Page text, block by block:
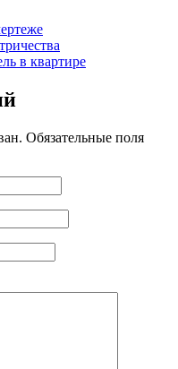
в квартире
Обязательные поля